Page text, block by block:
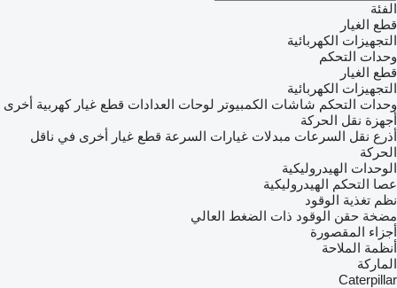
الفئة
قطع الغيار
التجهيزات الكهربائية
وحدات التحكم
قطع الغيار
التجهيزات الكهربائية
وحدات التحكم شاشات الكمبيوتر لوحات العدادات قطع غيار كهربية أخرى
أجهزة نقل الحركة
أذرع نقل السرعات مبدلات غيارات السرعة قطع غيار أخرى في ناقل
الحركة
الوحدات الهيدروليكية
عصا التحكم الهيدروليكية
نظم تغذية الوقود
مضخة حقن الوقود ذات الضغط العالي
أجزاء المقصورة
أنظمة الملاحة
الماركة
Caterpillar